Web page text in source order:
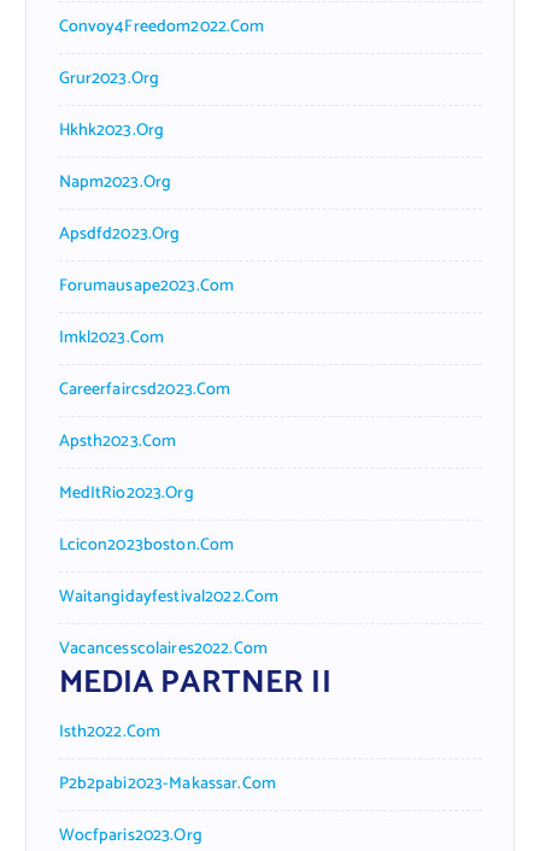
Convoy4Freedom2022.com
Grur2023.org
Hkhk2023.org
Napm2023.org
Apsdfd2023.org
Forumausape2023.com
Imkl2023.com
Careerfaircsd2023.com
Apsth2023.com
MedItRio2023.org
Lcicon2023boston.com
Waitangidayfestival2022.com
Vacancesscolaires2022.com
MEDIA PARTNER II
Isth2022.com
P2b2pabi2023-Makassar.com
Wocfparis2023.org